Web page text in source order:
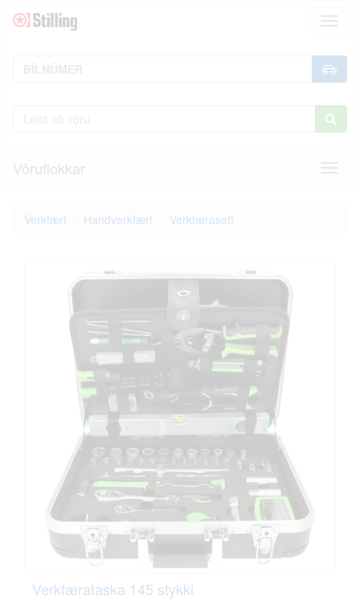
Vöruflokkar
Verkfæri Handverkfæri Verkfærasett
Verkfærataska 145 stykki